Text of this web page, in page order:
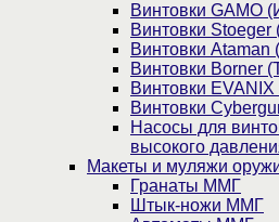
Винтовки GAMO
Винтовки Stoeger
Винтовки Ataman
Винтовки Borner
Винтовки
Винтовки
Насосы для
высокого
Макеты и муляжи
Гранаты ММГ
Штык-ножи ММГ